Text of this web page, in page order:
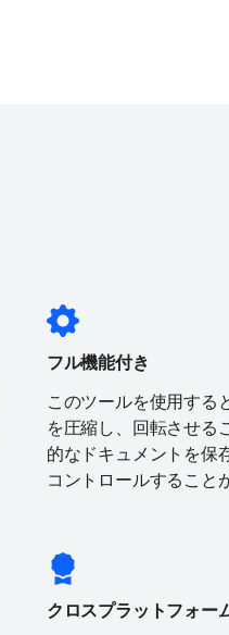
フル機能付き
このツールを使用する
を圧縮し、回転させる
的なドキュメントを保
コントロールすること
クロスプラットフォー